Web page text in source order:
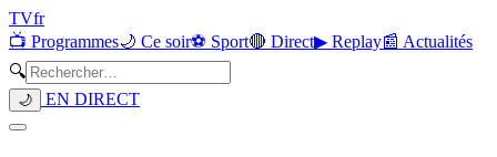
TVfr
📺 Programmes🌙 Ce soir⚽ Sport🔴 Direct▶ Replay📰 Actualités
🔍
🌙 EN DIRECT